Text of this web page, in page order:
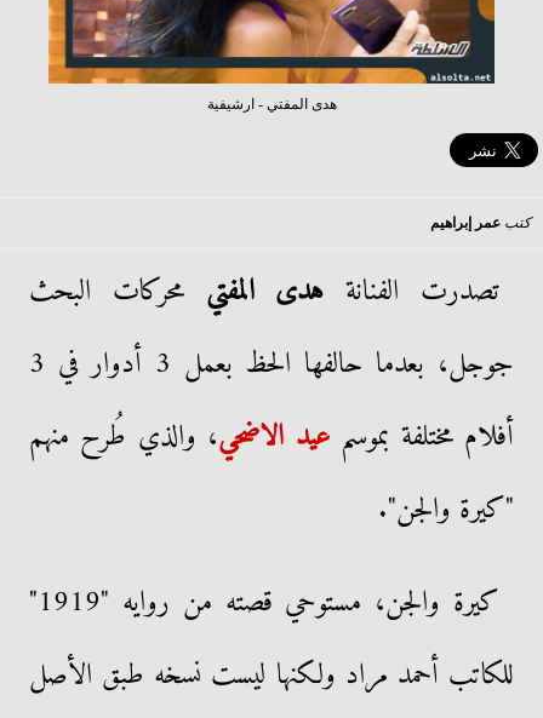
هدى المفتي - ارشيفية
كتب عمر إبراهيم
تصدرت الفنانةهدى المفتي محركات البحث
جوجل، بعدما حالفها الحظ بعمل 3 أدوار في 3
أفلام مختلفة بموسمعيد الاضحي، والذي طُرح منهم
"كيرة والجن".
كيرة والجن، مستوحي قصته من روايه "1919"
للكاتب أحمد مراد ولكنها ليست نسخه طبق الأصل